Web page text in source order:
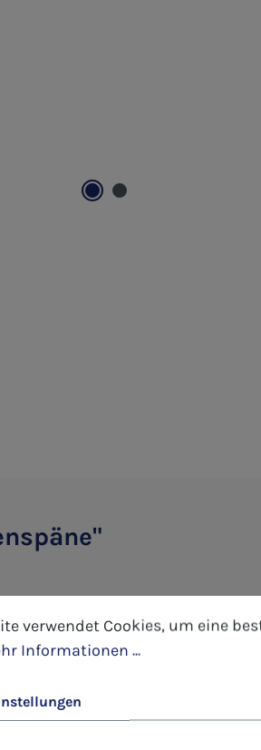
verwendet Cookies, um eine
verwendet Cookies, um eine
Informationen ...